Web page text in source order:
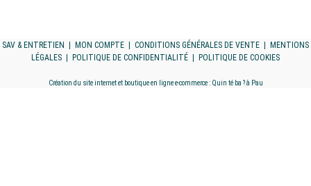
SAV & ENTRETIEN MON COMPTE CONDITIONS GÉNÉRALES DE VENTE
MENTIONS
LÉGALES
POLITIQUE DE CONFIDENTIALITÉ POLITIQUE DE COOKIES
Création du site internet et boutique en ligne e-commerce : Quin té ba ?à Pau